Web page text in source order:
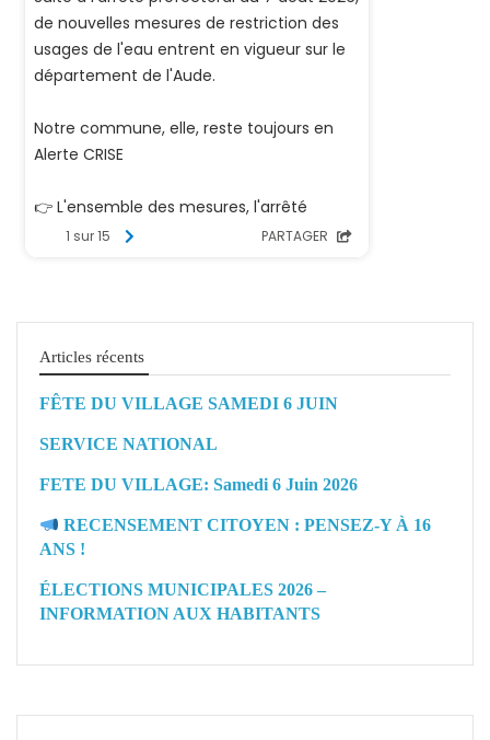
Articles récents
FÊTE DU VILLAGE SAMEDI 6 JUIN
SERVICE NATIONAL
FETE DU VILLAGE: Samedi 6 Juin 2026
RECENSEMENT CITOYEN : PENSEZ-Y À 16
ANS !
ÉLECTIONS MUNICIPALES 2026 –
INFORMATION AUX HABITANTS